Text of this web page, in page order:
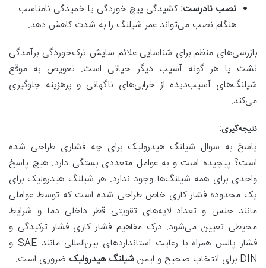
نصب نادرست:کشیدگی پیچ خوردگی یا خمیدگی نامناسب
هنگام نصب می‌تواند عمر شیلنگ را به شدت کاهش دهد.
بازرسی‌های منظم برای شناسایی علائم سایش ترک‌خوردگی برآمدگی
نشت یا هر گونه آسیب دیگر حیاتی است. تعویض به موقع
شیلنگ‌های آسیب‌دیده از خرابی‌های ناگهانی و پرهزینه جلوگیری
می‌کند.
نتیجه‌گیری:
پاسخ به سوال شیلنگ هیدرولیک برای چه فشاری طراحی شده
است؟ پیچیده است و به عوامل متعددی بستگی دارد. هیچ پاسخ
واحدی برای همه شیلنگ‌ها وجود ندارد. هر شیلنگ هیدرولیک برای
یک محدوده فشار کاری خاص طراحی شده است که توسط عواملی
مانند جنس و تعداد لایه‌های تقویتی قطر داخلی دما و شرایط
محیطی تعیین می‌شود. درک مفاهیم فشار کاری فشار ترکیدگی و
فشار پالس همراه با رعایت استانداردهای بین‌المللی مانند SAE و
DIN برای انتخاب صحیح و ایمن
شیلنگ هیدرولیک ضروری است.